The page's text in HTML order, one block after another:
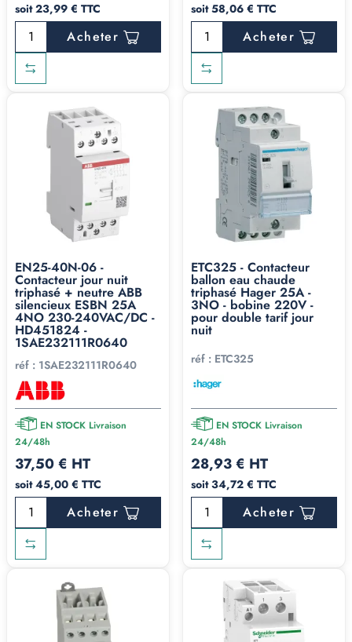
soit 23,99 € TTC
Acheter
soit 58,06 € TTC
Acheter
EN25-40N-06 -
Contacteur jour nuit
triphasé + neutre ABB
silencieux ESBN 25A
4NO 230-240VAC/DC -
HD451824 -
1SAE232111R0640
réf : 1SAE232111R0640
EN STOCK Livraison
24/48h
37,50 € HT
soit 45,00 € TTC
Acheter
ETC325 - Contacteur
ballon eau chaude
triphasé Hager 25A -
3NO - bobine 220V -
pour double tarif jour
nuit
réf : ETC325
EN STOCK Livraison
24/48h
28,93 € HT
soit 34,72 € TTC
Acheter